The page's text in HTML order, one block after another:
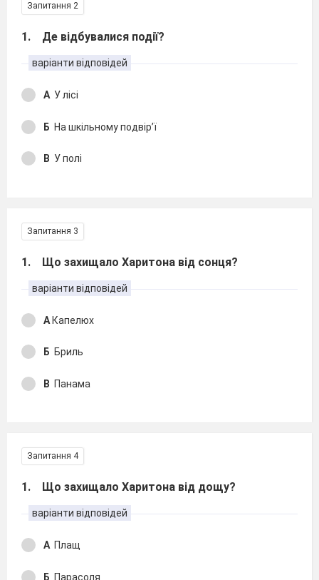
Запитання 2
1. Де відбувалися події?
варіанти відповідей
А У лісі
Б На шкільному подвір’ї
В У полі
Запитання 3
1. Що захищало Харитона від сонця?
варіанти відповідей
АКапелюх
Б Бриль
В Панама
Запитання 4
1. Що захищало Харитона від дощу?
варіанти відповідей
А Плащ
Б Парасоля